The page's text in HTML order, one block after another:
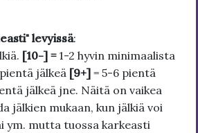
levyissä:
[10-] = 1-2 hyvin minimaalista
jälkeä [9+] = 5-6 pientä
jälkeä jne. Näitä on vaikea
jälkien mukaan, kun jälkiä voi
ym. mutta tuossa karkeasti